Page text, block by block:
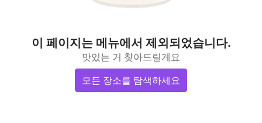
이 페이지는 메뉴에서 제외되었습니다.
맛있는 거 찾아드릴게요
모든 장소를 탐색하세요